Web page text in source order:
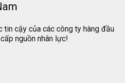
tin cậy của các công ty hàng đầu
nguồn nhân lực!